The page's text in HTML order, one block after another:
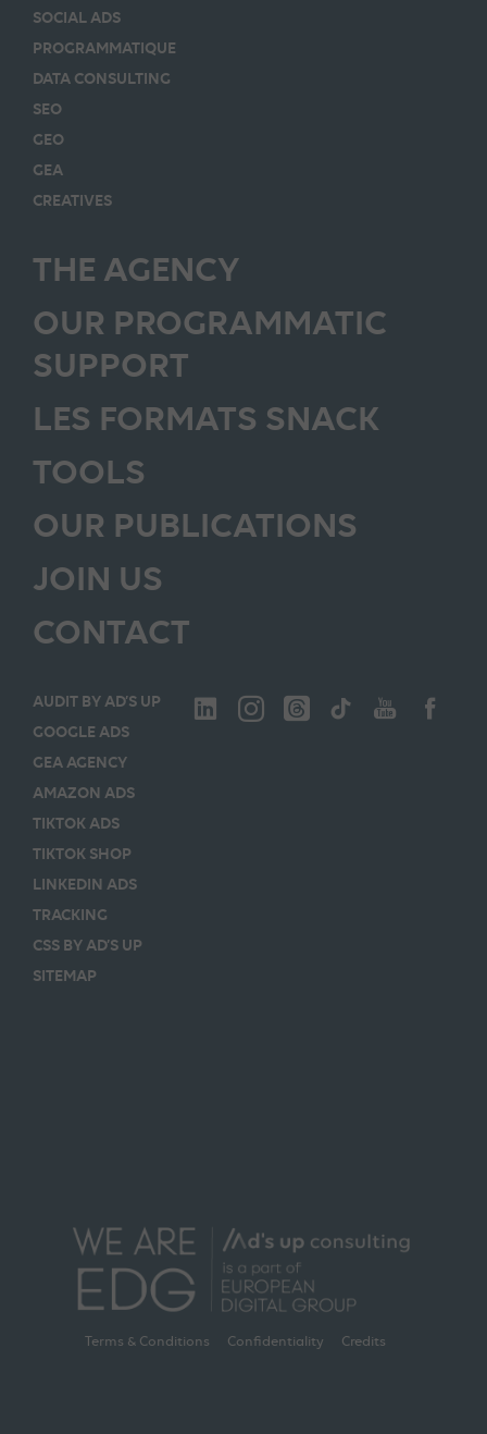
SOCIAL ADS
PROGRAMMATIQUE
DATA CONSULTING
SEO
GEO
GEA
CREATIVES
THE AGENCY
OUR PROGRAMMATIC
SUPPORT
LES FORMATS SNACK
TOOLS
OUR PUBLICATIONS
JOIN US
CONTACT
AUDIT BY AD’S UP
GOOGLE ADS
GEA AGENCY
AMAZON ADS
TIKTOK ADS
TIKTOK SHOP
LINKEDIN ADS
TRACKING
CSS BY AD’S UP
SITEMAP
Terms & Conditions Confidentiality Credits